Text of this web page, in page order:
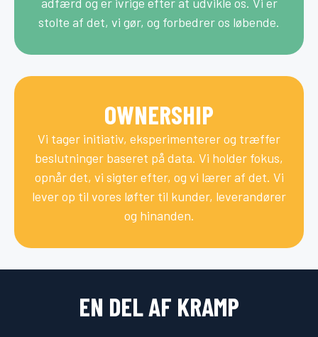
stolte af det, vi gør, og forbedrer os løbende.
OWNERSHIP
Vi tager initiativ, eksperimenterer og træffer
beslutninger baseret på data. Vi holder fokus,
opnår det, vi sigter efter, og vi lærer af det. Vi
lever op til vores løfter til kunder, leverandører
og hinanden.
EN DEL AF KRAMP